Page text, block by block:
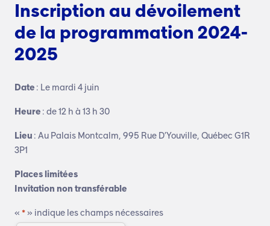
Inscription au dévoilement
de la programmation 2024-
2025
Date : Le mardi 4 juin
Heure : de 12 h à 13 h 30
Lieu : Au Palais Montcalm, 995 Rue D’Youville, Québec G1R
3P1
Places limitées
Invitation non transférable
« * » indique les champs nécessaires